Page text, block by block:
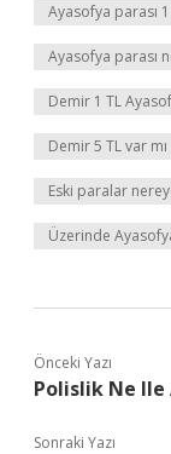
Ayasofya parası
Ayasofya parası
Demir 1 TL
Demir 5 TL var mı
Eski paralar
Üzerinde
Önceki Yazı
Polislik Ne Ile
Sonraki Yazı